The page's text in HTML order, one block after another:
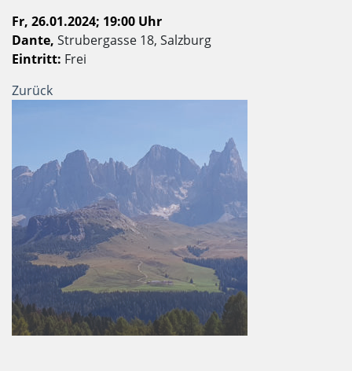
Fr, 26.01.2024; 19:00 Uhr
Dante, Strubergasse 18, Salzburg
Eintritt: Frei
Zurück